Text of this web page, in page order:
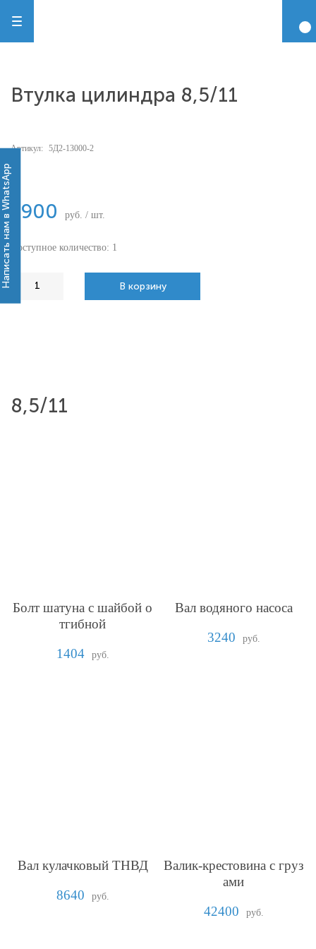
Втулка цилиндра 8,5/11
Артикул: 5Д2-13000-2
-
7900 руб. / шт.
Доступное количество: 1
В корзину
8,5/11
Болт шатуна с шайбой о
тгибной
1404
руб.
Вал водяного насоса
3240
руб.
Вал кулачковый ТНВД
8640
руб.
Валик-крестовина с груз
ами
42400
руб.
Написать нам в WhatsApp